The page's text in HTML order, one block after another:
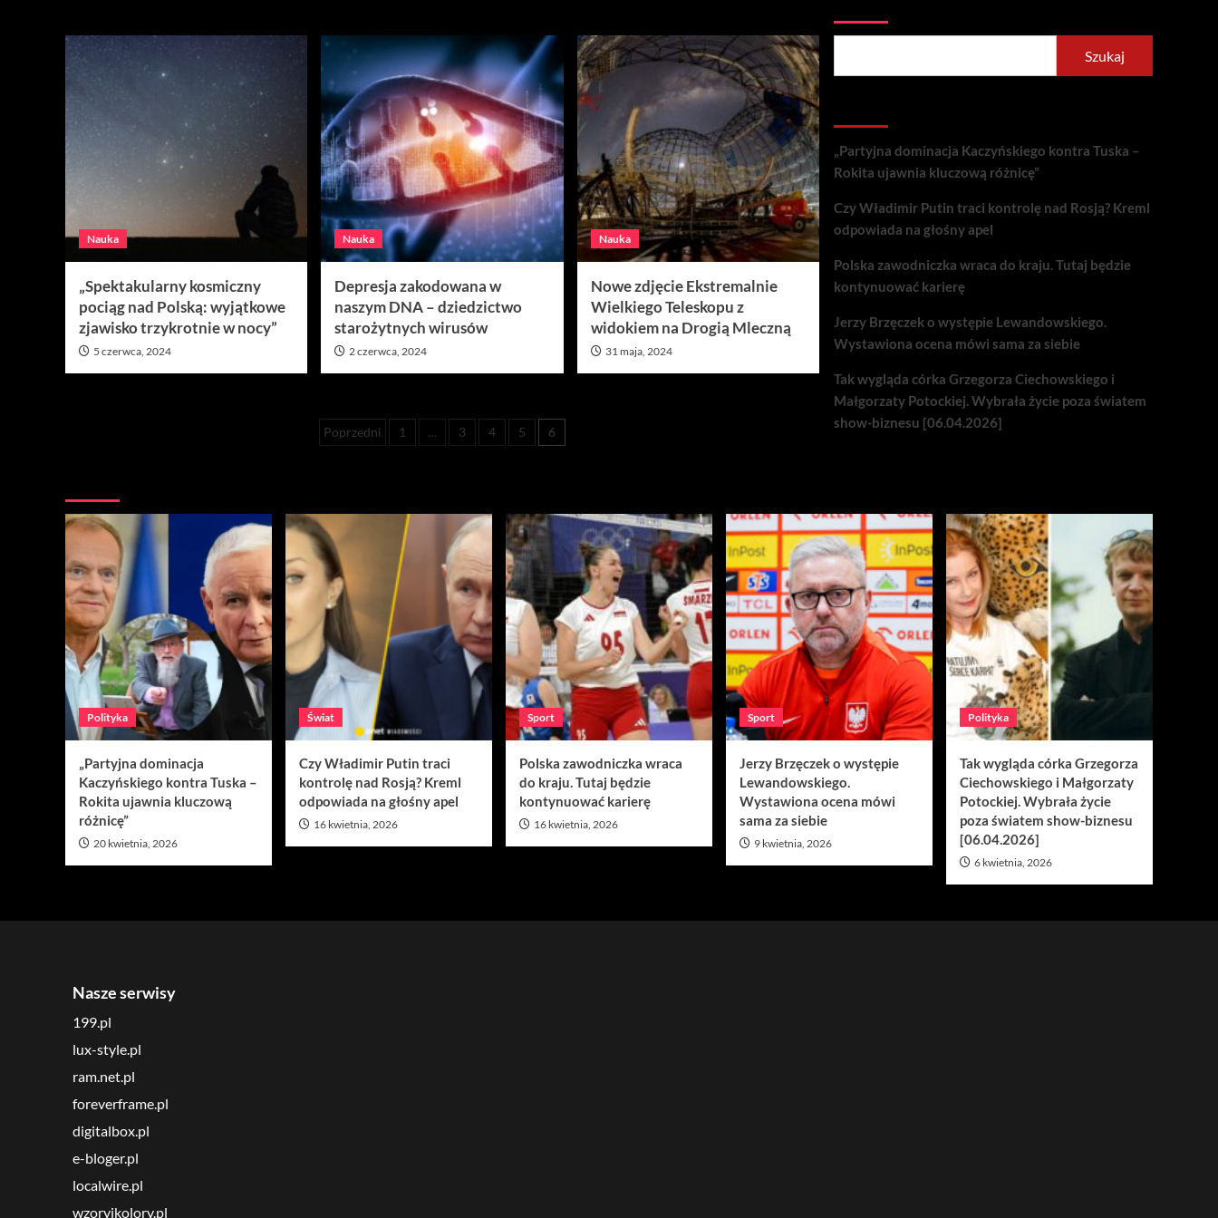
Nauka
„Spektakularny kosmiczny
pociąg nad Polską: wyjątkowe
zjawisko trzykrotnie w nocy”
5 czerwca, 2024
Nauka
Depresja zakodowana w
naszym DNA – dziedzictwo
starożytnych wirusów
2 czerwca, 2024
Nauka
Nowe zdjęcie Ekstremalnie
Wielkiego Teleskopu z
widokiem na Drogią Mleczną
31 maja, 2024
Stronicowanie
Poprzedni 1 … 3 4 5 6
Szukaj
„Partyjna dominacja Kaczyńskiego kontra Tuska –
Rokita ujawnia kluczową różnicę”
Czy Władimir Putin traci kontrolę nad Rosją? Kreml
odpowiada na głośny apel
Polska zawodniczka wraca do kraju. Tutaj będzie
kontynuować karierę
Jerzy Brzęczek o występie Lewandowskiego.
Wystawiona ocena mówi sama za siebie
Tak wygląda córka Grzegorza Ciechowskiego i
Małgorzaty Potockiej. Wybrała życie poza światem
show-biznesu [06.04.2026]
Polityka
„Partyjna dominacja
Kaczyńskiego kontra Tuska –
Rokita ujawnia kluczową
różnicę”
20 kwietnia, 2026
Świat
Czy Władimir Putin traci
kontrolę nad Rosją? Kreml
odpowiada na głośny apel
16 kwietnia, 2026
Sport
Polska zawodniczka wraca
do kraju. Tutaj będzie
kontynuować karierę
16 kwietnia, 2026
Sport
Jerzy Brzęczek o występie
Lewandowskiego.
Wystawiona ocena mówi
sama za siebie
9 kwietnia, 2026
Polityka
Tak wygląda córka Grzegorza
Ciechowskiego i Małgorzaty
Potockiej. Wybrała życie
poza światem show-biznesu
[06.04.2026]
6 kwietnia, 2026
Nasze serwisy
199.pl
lux-style.pl
ram.net.pl
foreverframe.pl
digitalbox.pl
e-bloger.pl
localwire.pl
wzoryikolory.pl